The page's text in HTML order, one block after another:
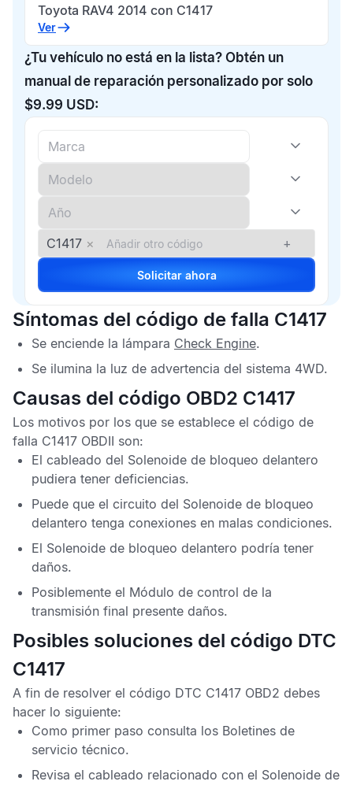
Toyota RAV4 2014 con C1417
Ver
¿Tu vehículo no está en la lista? Obtén un
manual de reparación personalizado por solo
$9.99 USD:
C1417 × +
Solicitar ahora
Síntomas del código de falla C1417
Se enciende la lámpara Check Engine.
Se ilumina la luz de advertencia del sistema 4WD.
Causas del código OBD2 C1417
Los motivos por los que se establece el código de
falla C1417 OBDII son:
El cableado del Solenoide de bloqueo delantero
pudiera tener deficiencias.
Puede que el circuito del Solenoide de bloqueo
delantero tenga conexiones en malas condiciones.
El Solenoide de bloqueo delantero podría tener
daños.
Posiblemente el Módulo de control de la
transmisión final presente daños.
Posibles soluciones del código DTC
C1417
A fin de resolver el código DTC C1417 OBD2 debes
hacer lo siguiente:
Como primer paso consulta los Boletines de
servicio técnico.
Revisa el cableado relacionado con el Solenoide de